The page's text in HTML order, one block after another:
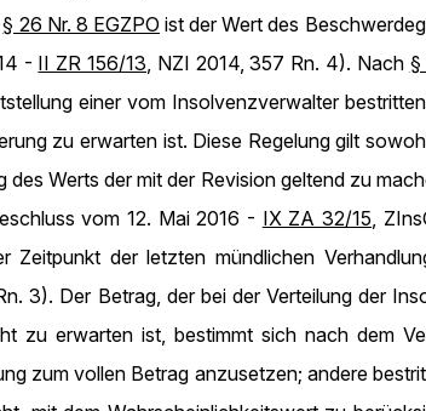
§ 26 Nr. 8 EGZPO ist der Wert des
- II ZR 156/13, NZI 2014, 357 Rn. 4). Nach §
einer vom Insolvenzverwalter
zu erwarten ist. Diese Regelung gilt
Werts der mit der Revision geltend zu
vom 12. Mai 2016 - IX ZA 32/15,
Zeitpunkt der letzten mündlichen
3). Der Betrag, der bei der Verteilung der
zu erwarten ist, bestimmt sich nach dem
zum vollen Betrag anzusetzen; andere